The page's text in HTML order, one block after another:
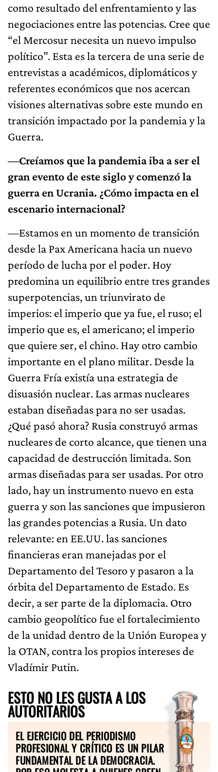
como resultado del enfrentamiento y las
negociaciones entre las potencias. Cree que
“el Mercosur necesita un nuevo impulso
político”. Esta es la tercera de una serie de
entrevistas a académicos, diplomáticos y
referentes económicos que nos acercan
visiones alternativas sobre este mundo en
transición impactado por la pandemia y la
Guerra.
—Creíamos que la pandemia iba a ser el
gran evento de este siglo y comenzó la
guerra en Ucrania. ¿Cómo impacta en el
escenario internacional?
—Estamos en un momento de transición
desde la Pax Americana hacia un nuevo
período de lucha por el poder. Hoy
predomina un equilibrio entre tres grandes
superpotencias, un triunvirato de
imperios: el imperio que ya fue, el ruso; el
imperio que es, el americano; el imperio
que quiere ser, el chino. Hay otro cambio
importante en el plano militar. Desde la
Guerra Fría existía una estrategia de
disuasión nuclear. Las armas nucleares
estaban diseñadas para no ser usadas.
¿Qué pasó ahora? Rusia construyó armas
nucleares de corto alcance, que tienen una
capacidad de destrucción limitada. Son
armas diseñadas para ser usadas. Por otro
lado, hay un instrumento nuevo en esta
guerra y son las sanciones que impusieron
las grandes potencias a Rusia. Un dato
relevante: en EE.UU. las sanciones
financieras eran manejadas por el
Departamento del Tesoro y pasaron a la
órbita del Departamento de Estado. Es
decir, a ser parte de la diplomacia. Otro
cambio geopolítico fue el fortalecimiento
de la unidad dentro de la Unión Europea y
la OTAN, contra los propios intereses de
Vladímir Putin.
ESTO NO LES GUSTA A LOS
AUTORITARIOS
EL EJERCICIO DEL PERIODISMO
PROFESIONAL Y CRÍTICO ES UN PILAR
FUNDAMENTAL DE LA DEMOCRACIA.